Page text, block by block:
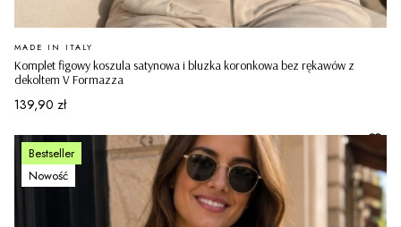
Komplet figowy koszula satynowa i bluzka koronkowa bez rękawów z
dekoltem V Formazza
PRODUCENT
MADE IN ITALY
Cena
139,90 zł
Bestseller
Nowość